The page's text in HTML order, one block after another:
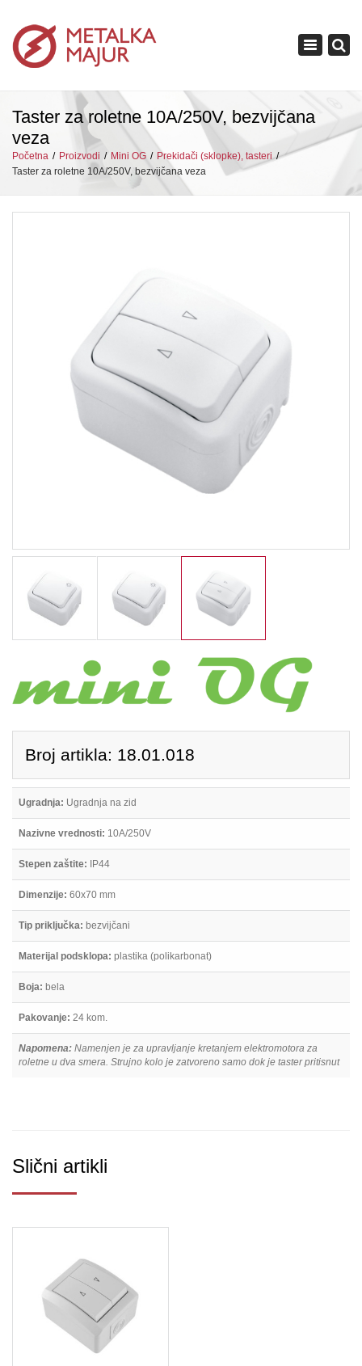
Toggle
Taster za roletne 10A/250V, bezvijčana
veza
Početna Proizvodi Mini OG
Prekidači (sklopke), tasteri
Taster za roletne 10A/250V, bezvijčana veza
Broj artikla: 18.01.018
Ugradnja: Ugradnja na zid
Nazivne vrednosti: 10A/250V
Stepen zaštite: IP44
Dimenzije: 60x70 mm
Tip priključka: bezvijčani
Materijal podsklopa: plastika (polikarbonat)
Boja: bela
Pakovanje: 24 kom.
Napomena: Namenjen je za upravljanje kretanjem elektromotora za
roletne u dva smera. Strujno kolo je zatvoreno samo dok je taster pritisnut
Slični artikli